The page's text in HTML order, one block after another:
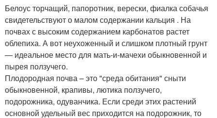
Белоус торчащий, папоротник, верески, фиалка собачья
свидетельствуют о малом содержании кальция . На
почвах с высоким содержанием карбонатов растет
облепиха. А вот неухоженный и слишком плотный грунт
— идеальное место для мать-и-мачехи обыкновенной и
пырея ползучего.
Плодородная почва – это "среда обитания" сныти
обыкновенной, крапивы, лютика ползучего,
подорожника, одуванчика. Если среди этих растений
основной удельный вес приходится на подорожник, то